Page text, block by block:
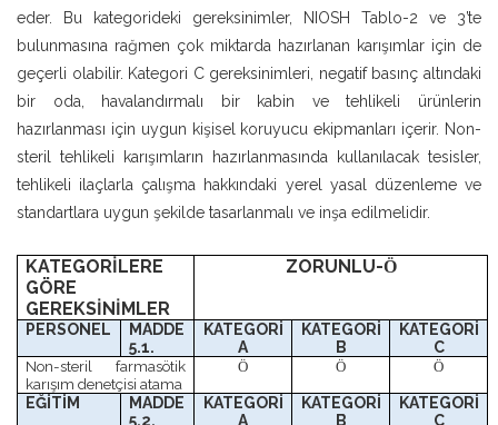
eder. Bu kategorideki gereksinimler, NIOSH Tablo-2 ve 3’te
bulunmasına rağmen çok miktarda hazırlanan karışımlar için de
geçerli olabilir. Kategori C gereksinimleri, negatif basınç altındaki
bir oda, havalandırmalı bir kabin ve tehlikeli ürünlerin
hazırlanması için uygun kişisel koruyucu ekipmanları içerir. Non-
steril tehlikeli karışımların hazırlanmasında kullanılacak tesisler,
tehlikeli ilaçlarla çalışma hakkındaki yerel yasal düzenleme ve
standartlara uygun şekilde tasarlanmalı ve inşa edilmelidir.
KATEGORİLERE
GÖRE
GEREKSİNİMLER
ZORUNLU-Ö
PERSONEL
MADDE
5.1.
KATEGORİ
A
KATEGORİ
B
KATEGORİ
C
Non-steril farmasötik
karışım denetçisi atama
Ö Ö Ö
EĞİTİM
MADDE
5.2.
KATEGORİ
A
KATEGORİ
B
KATEGORİ
C